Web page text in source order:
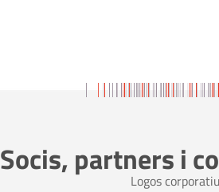
Socis, partners i
Logos